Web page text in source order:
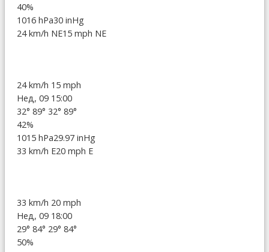
40%
1016 hPa30 inHg
24 km/h NE15 mph NE
24 km/h 15 mph
Нед, 09 15:00
32° 89° 32° 89°
42%
1015 hPa29.97 inHg
33 km/h E20 mph E
33 km/h 20 mph
Нед, 09 18:00
29° 84° 29° 84°
50%